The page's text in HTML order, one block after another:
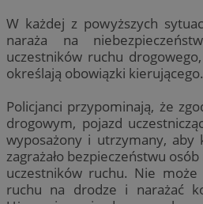
W każdej z powyższych
naraża na
uczestników ruchu
określają obowiązki kierującego.
Policjanci przypominają, że
drogowym, pojazd
wyposażony i utrzymany, aby
zagrażało bezpieczeństwu
uczestników ruchu. Nie może
ruchu na drodze i narażać